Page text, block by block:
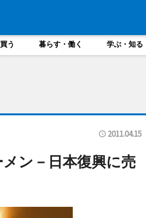
買う 暮らす・働く 学ぶ・知る
2011.04.15
ン－日本復興に売